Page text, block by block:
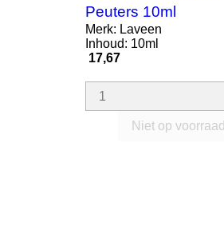
Peuters 10ml
Merk: Laveen
Inhoud: 10ml
Prijs
17,67
Niet op voorraad